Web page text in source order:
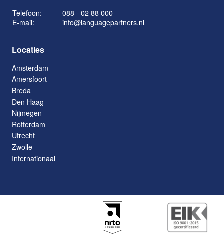
Telefoon:
088 - 02 88 000
E-mail:
info@languagepartners.nl
Locaties
Amsterdam
Amersfoort
Breda
Den Haag
Nijmegen
Rotterdam
Utrecht
Zwolle
Internationaal